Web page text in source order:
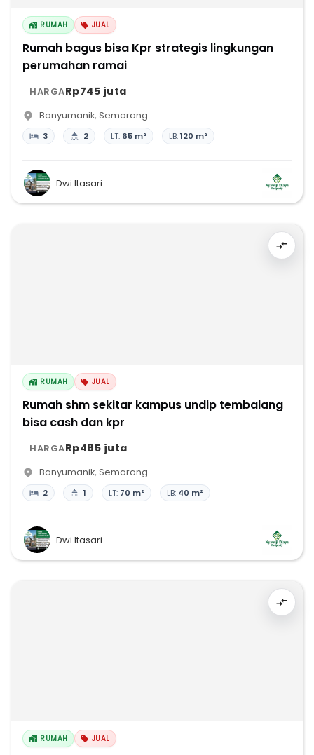
RUMAH JUAL
Rumah bagus bisa Kpr strategis lingkungan
perumahan ramai
HARGARp745 juta
Banyumanik, Semarang
3 2 LT: 65 m² LB:120 m²
Dwi Itasari
RUMAH JUAL
Rumah shm sekitar kampus undip tembalang
bisa cash dan kpr
HARGARp485 juta
Banyumanik, Semarang
2 1 LT: 70 m² LB: 40 m²
Dwi Itasari
RUMAH JUAL